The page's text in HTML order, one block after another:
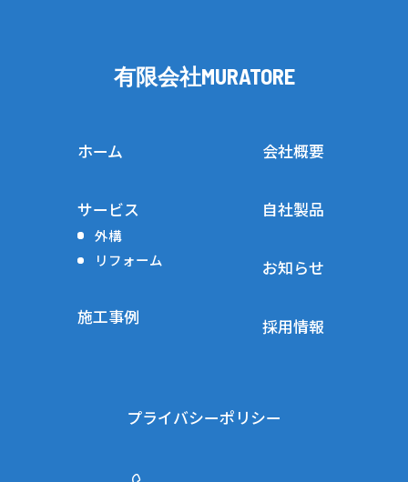
有限会社MURATORE
ホーム
サービス
外構
リフォーム
施工事例
会社概要
自社製品
お知らせ
採用情報
プライバシーポリシー